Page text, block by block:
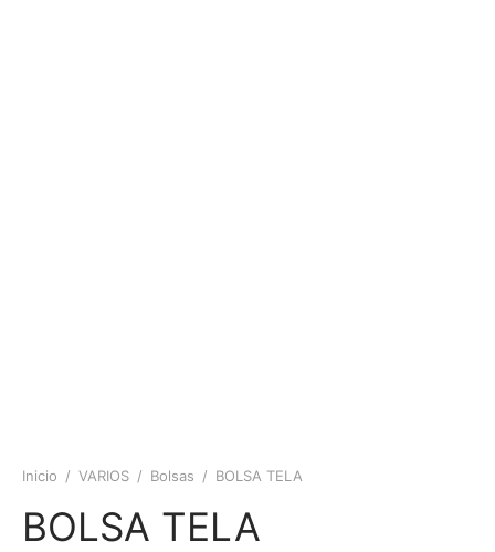
Inicio / VARIOS / Bolsas / BOLSA TELA
BOLSA TELA